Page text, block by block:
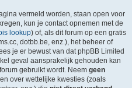
vermeld worden, staan open voor
kun je contact opnemen met de
lookup) of, als dit forum op een gratis
dotbb.be, enz.), het beheer of
je er bewust van dat phpBB Limited
geval aansprakelijk gehouden kan
gebruikt wordt. Neem geen
over wettelijke kwesties (zoals